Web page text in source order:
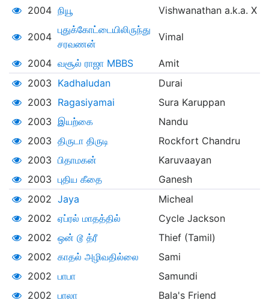
2004 நியூ Vishwanathan a.k.a. X
2004
புதுக்கோட்டையிலிருந்து
சரவணன்
Vimal
2004 வசூல் ராஜா MBBS
Amit
2003 Kadhaludan
Durai
2003 Ragasiyamai
Sura Karuppan
2003 இயற்கை
Nandu
2003 திருடா திருடி
Rockfort Chandru
2003 பிதாமகன்
Karuvaayan
2003 புதிய கீதை
Ganesh
2002 Jaya
Micheal
2002 ஏப்ரல் மாதத்தில்
Cycle Jackson
2002 ஒன் டூ த்ரீ
Thief (Tamil)
2002 காதல் அழிவதில்லை
Sami
2002 பாபா
Samundi
2002 பாலா Bala's Friend